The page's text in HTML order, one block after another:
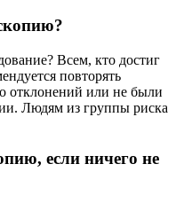
Всем, кто достиг
повторять
отклонений или не были
Людям из группы риска
если ничего не